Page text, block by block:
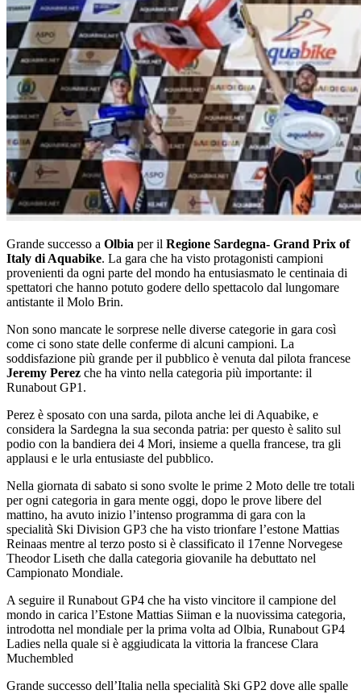
Grande successo a Olbia per il Regione Sardegna- Grand Prix of
Italy di Aquabike. La gara che ha visto protagonisti campioni
provenienti da ogni parte del mondo ha entusiasmato le centinaia di
spettatori che hanno potuto godere dello spettacolo dal lungomare
antistante il Molo Brin.
Non sono mancate le sorprese nelle diverse categorie in gara così
come ci sono state delle conferme di alcuni campioni. La
soddisfazione più grande per il pubblico è venuta dal pilota francese
Jeremy Perez che ha vinto nella categoria più importante: il
Runabout GP1.
Perez è sposato con una sarda, pilota anche lei di Aquabike, e
considera la Sardegna la sua seconda patria: per questo è salito sul
podio con la bandiera dei 4 Mori, insieme a quella francese, tra gli
applausi e le urla entusiaste del pubblico.
Nella giornata di sabato si sono svolte le prime 2 Moto delle tre totali
per ogni categoria in gara mente oggi, dopo le prove libere del
mattino, ha avuto inizio l’intenso programma di gara con la
specialità Ski Division GP3 che ha visto trionfare l’estone Mattias
Reinaas mentre al terzo posto si è classificato il 17enne Norvegese
Theodor Liseth che dalla categoria giovanile ha debuttato nel
Campionato Mondiale.
A seguire il Runabout GP4 che ha visto vincitore il campione del
mondo in carica l’Estone Mattias Siiman e la nuovissima categoria,
introdotta nel mondiale per la prima volta ad Olbia, Runabout GP4
Ladies nella quale si è aggiudicata la vittoria la francese Clara
Muchembled
Grande successo dell’Italia nella specialità Ski GP2 dove alle spalle